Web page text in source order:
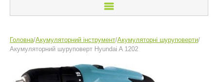
Головна/Акумуляторний інструмент/Акумуляторні шуруповерти/
Акумуляторний шуруповерт Hyundai A 1202